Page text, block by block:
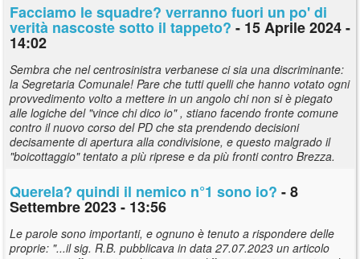
Facciamo le squadre? verranno fuori un po' di
verità nascoste sotto il tappeto? - 15 Aprile 2024 -
14:02
Sembra che nel centrosinistra verbanese ci sia una discriminante:
la Segretaria Comunale! Pare che tutti quelli che hanno votato ogni
provvedimento volto a mettere in un angolo chi non si è piegato
alle logiche del "vince chi dico io" , stiano facendo fronte comune
contro il nuovo corso del PD che sta prendendo decisioni
decisamente di apertura alla condivisione, e questo malgrado il
"boicottaggio" tentato a più riprese e da più fronti contro Brezza.
Querela? quindi il nemico n°1 sono io? - 8
Settembre 2023 - 13:56
Le parole sono importanti, e ognuno è tenuto a rispondere delle
proprie: "...il sig. R.B. pubblicava in data 27.07.2023 un articolo